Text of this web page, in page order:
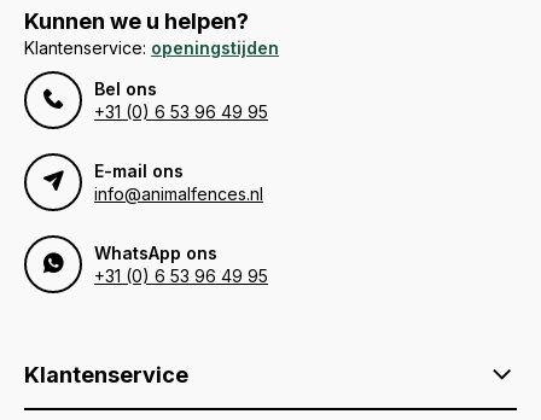
Kunnen we u helpen?
Klantenservice: openingstijden
Bel ons
+31 (0) 6 53 96 49 95
E-mail ons
info@animalfences.nl
WhatsApp ons
+31 (0) 6 53 96 49 95
Klantenservice